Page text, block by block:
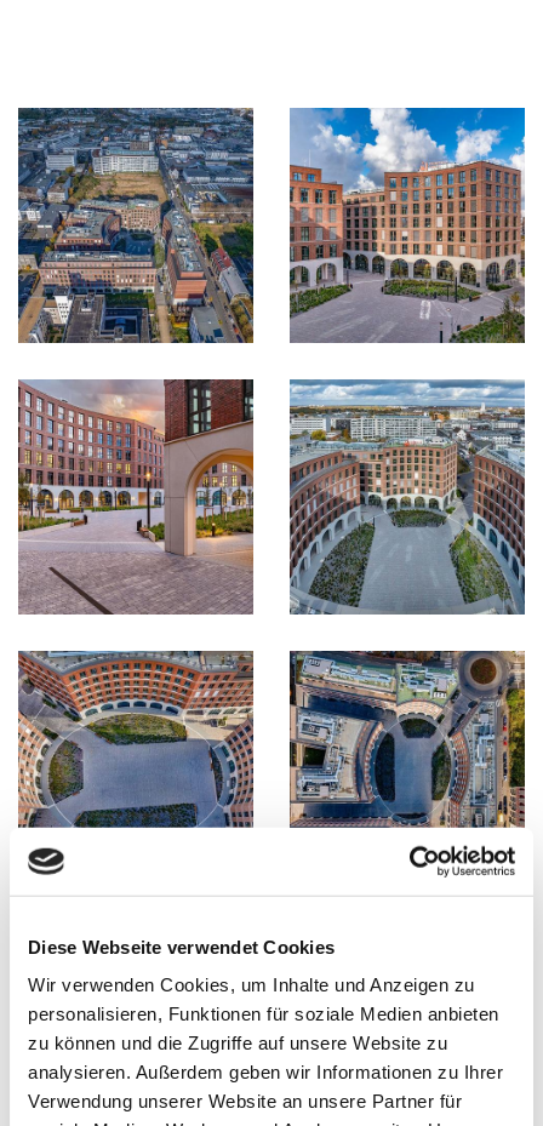
Diese Webseite verwendet Cookies
Wir verwenden Cookies, um Inhalte und Anzeigen zu
personalisieren, Funktionen für soziale Medien anbieten
zu können und die Zugriffe auf unsere Website zu
analysieren. Außerdem geben wir Informationen zu Ihrer
Verwendung unserer Website an unsere Partner für